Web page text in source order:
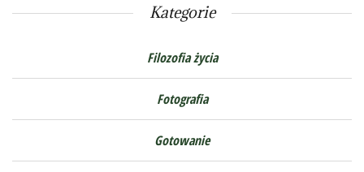
Kategorie
Filozofia życia
Fotografia
Gotowanie